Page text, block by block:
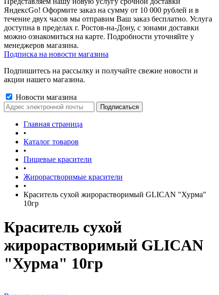
ЯндексGo! Оформите заказ на сумму от 10 000 рублей и в
течение двух часов мы отправим Ваш заказ бесплатно. Услуга
доступна в пределах г. Ростов-на-Дону, с зонами доставки
можно ознакомиться на карте. Подробности уточняйте у
менеджеров магазина.
Подписка на новости магазина
Подпишитесь на рассылку и получайте свежие новости и
акции нашего магазина.
Новости магазина
Главная страница
•
Каталог товаров
•
Пищевые красители
•
Жирорастворимые красители
•
Краситель сухой жирорастворимый GLICAN "Хурма"
10гр
Краситель сухой
жирорастворимый GLICAN
"Хурма" 10гр